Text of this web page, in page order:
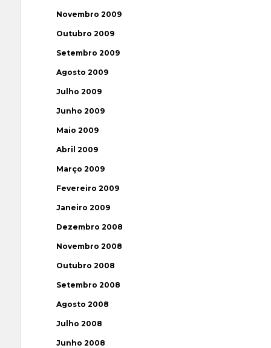
Novembro 2009
Outubro 2009
Setembro 2009
Agosto 2009
Julho 2009
Junho 2009
Maio 2009
Abril 2009
Março 2009
Fevereiro 2009
Janeiro 2009
Dezembro 2008
Novembro 2008
Outubro 2008
Setembro 2008
Agosto 2008
Julho 2008
Junho 2008